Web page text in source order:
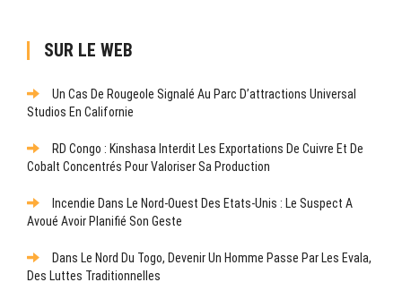
SUR LE WEB
Un Cas De Rougeole Signalé Au Parc D’attractions Universal
Studios En Californie
RD Congo : Kinshasa Interdit Les Exportations De Cuivre Et De
Cobalt Concentrés Pour Valoriser Sa Production
Incendie Dans Le Nord-Ouest Des Etats-Unis : Le Suspect A
Avoué Avoir Planifié Son Geste
Dans Le Nord Du Togo, Devenir Un Homme Passe Par Les Evala,
Des Luttes Traditionnelles